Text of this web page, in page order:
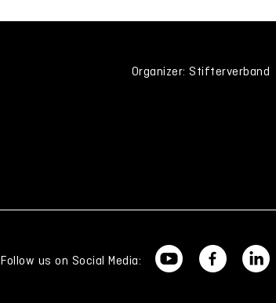
Organizer: Stifterverband
Follow us on Social Media: